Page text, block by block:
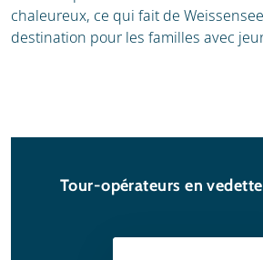
chaleureux, ce qui fait de
destination pour les familles avec
Tour-opérateurs en